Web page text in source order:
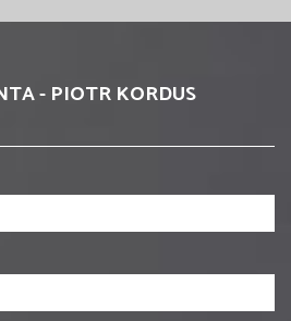
- PIOTR KORDUS